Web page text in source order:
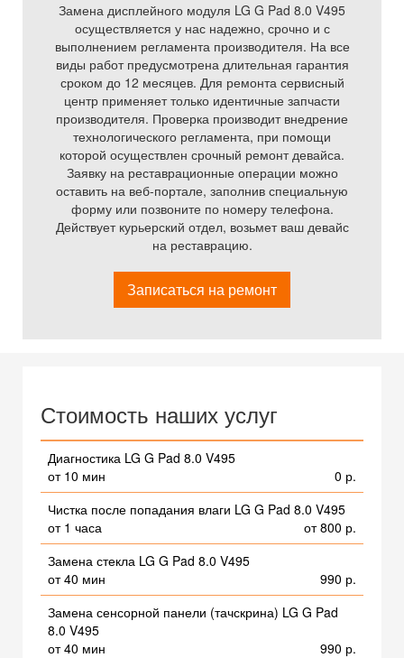
Замена дисплейного модуля LG G Pad 8.0 V495
осуществляется у нас надежно, срочно и с
выполнением регламента производителя. На все
виды работ предусмотрена длительная гарантия
сроком до 12 месяцев. Для ремонта сервисный
центр применяет только идентичные запчасти
производителя. Проверка производит внедрение
технологического регламента, при помощи
которой осуществлен срочный ремонт девайса.
Заявку на реставрационные операции можно
оставить на веб-портале, заполнив специальную
форму или позвоните по номеру телефона.
Действует курьерский отдел, возьмет ваш девайс
на реставрацию.
Записаться на ремонт
Стоимость наших услуг
Диагностика LG G Pad 8.0 V495
от 10 мин
0 р.
Чистка после попадания влаги LG G Pad 8.0 V495
от 1 часа
от 800 р.
Замена стекла LG G Pad 8.0 V495
от 40 мин
990 р.
Замена сенсорной панели (тачскрина) LG G Pad
8.0 V495
от 40 мин
990 р.